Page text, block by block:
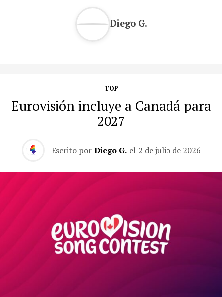
Diego G.
TOP
Eurovisión incluye a Canadá para
2027
Escrito por Diego G. el 2 de julio de 2026